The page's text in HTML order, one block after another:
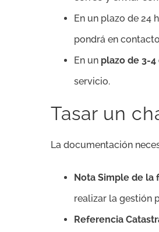
En un plazo de 24
pondrá en
En un plazo de 3-
servicio.
Tasar un
La documentación
Nota Simple de la
realizar la gestión
Referencia